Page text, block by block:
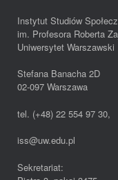
Instytut Studiów
im. Profesora Roberta
Uniwersytet Warszawski
Stefana Banacha 2D
02-097 Warszawa
tel. (+48) 22 554 97 30,
iss@uw.edu.pl
Sekretariat: